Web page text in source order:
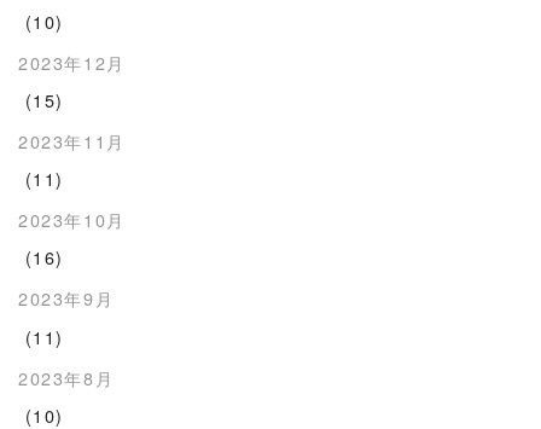
(10)
2023年12月
(15)
2023年11月
(11)
2023年10月
(16)
2023年9月
(11)
2023年8月
(10)